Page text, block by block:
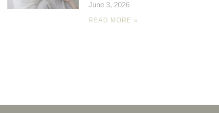
June 3, 2026
READ MORE »